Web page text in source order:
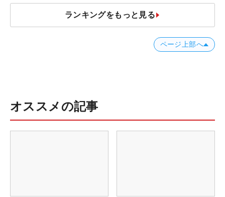
ランキングをもっと見る
ページ上部へ
オススメの記事